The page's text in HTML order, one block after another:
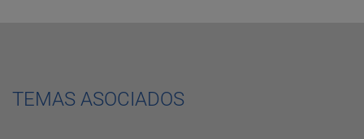
TEMAS ASOCIADOS